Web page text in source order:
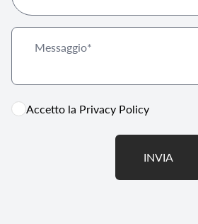
Accetto la Privacy Policy
INVIA